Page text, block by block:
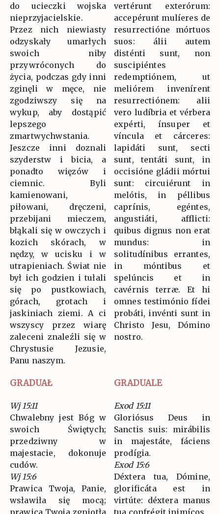
do ucieczki wojska
nieprzyjacielskie.
Przez nich niewiasty
odzyskały umarłych
swoich niby
przywróconych do
życia, podczas gdy inni
zginęli w męce, nie
zgodziwszy się na
wykup, aby dostąpić
lepszego
zmartwychwstania.
Jeszcze inni doznali
szyderstw i bicia, a
ponadto więzów i
ciemnic. Byli
kamienowani,
piłowani, dręczeni,
przebijani mieczem,
błąkali się w owczych i
kozich skórach, w
nędzy, w ucisku i w
utrapieniach. Świat nie
był ich godzien i tułali
się po pustkowiach,
górach, grotach i
jaskiniach ziemi. A ci
wszyscy przez wiarę
zaleceni znaleźli się w
Chrystusie Jezusie,
Panu naszym.
vertérunt exterórum:
accepérunt mulíeres de
resurrectióne mórtuos
suos: álii autem
disténti sunt, non
suscipiéntes
redemptiónem, ut
meliórem invenírent
resurrectiónem: alii
vero ludíbria et vérbera
expérti, ínsuper et
víncula et cárceres:
lapidáti sunt, secti
sunt, tentáti sunt, in
occisióne gládii mórtui
sunt: circuiérunt in
melótis, in péllibus
caprínis, egéntes,
angustiáti, afflicti:
quibus dignus non erat
mundus: in
solitudínibus errantes,
in móntibus et
spelúncis et in
cavérnis terræ. Et hi
omnes testimónio fídei
probáti, invénti sunt in
Christo Jesu, Dómino
nostro.
GRADUAŁ GRADUALE
Wj 15:11
Chwalebny jest Bóg w
swoich Świętych;
przedziwny w
majestacie, dokonuje
cudów.
Wj 15:6
Prawica Twoja, Panie,
wsławiła się mocą;
Exod 15:11
Gloriósus Deus in
Sanctis suis: mirábilis
in majestáte, fáciens
prodígia.
Exod 15:6
Déxtera tua, Dómine,
glorificáta est in
virtúte: déxtera manus